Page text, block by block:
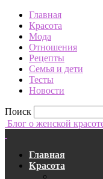
Главная
Красота
Мода
Отношения
Рецепты
Семья и дети
Тесты
Новости
Поиск
Блог о женской
Главная
Красота